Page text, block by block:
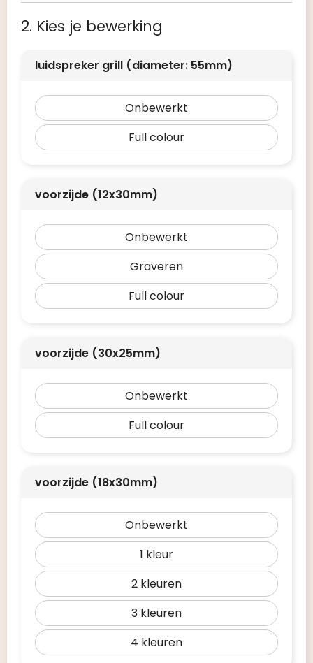
2. Kies je bewerking
luidspreker grill (diameter: 55mm)
Onbewerkt
Full colour
voorzijde (12x30mm)
Onbewerkt
Graveren
Full colour
voorzijde (30x25mm)
Onbewerkt
Full colour
voorzijde (18x30mm)
Onbewerkt
1
2
3
4